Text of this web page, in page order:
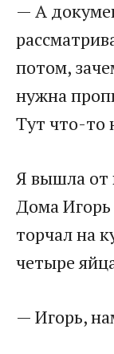
— А
потом,
нужна
Тут что-то
Я вышла от
Дома Игорь
торчал на
четыре
— Игорь,